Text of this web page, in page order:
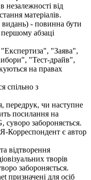
незалежності від
матеріалів.
видань) - повинна бути
абзаці
"Заява",
"Тест-драйв",
на правах
спільно з
передрук, чи наступне
посилання на
суворо забороняється.
Корреспондент є автор
відтворення
творів
забороняється.
призначені для осіб